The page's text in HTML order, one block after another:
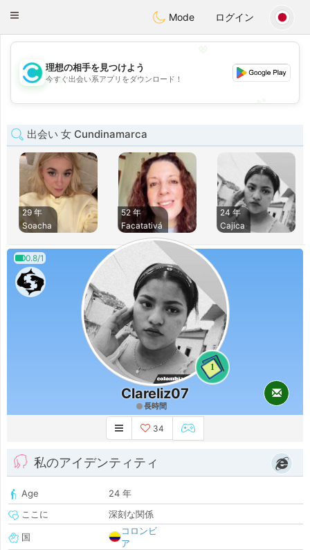
olombiaCitas
Toggle
Mode ログイン
💖
💕
理想の相手を見つけよう
今すぐ出会い系アプリをダウンロード！
出会い 女 Cundinamarca
29 年
Soacha
52 年
Facatativá
24 年
Cajica
0.8/1
1
Clareliz07
長時間
34
私のアイデンティティ
Age
24 年
ここに
深刻な関係
国
コロンビ
ア